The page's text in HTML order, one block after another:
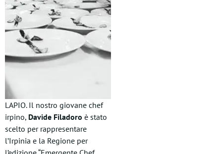
LAPIO. Il nostro giovane chef
irpino, Davide Filadoro è stato
scelto per rappresentare
l’Irpinia e la Regione per